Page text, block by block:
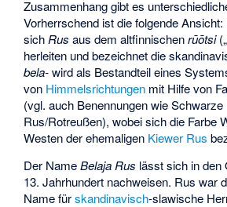
Zusammenhang gibt es
Vorherrschend ist die folgende
sichRus aus demaltfinnischen rūōtsi
herleiten und bezeichnet die
bela-wird als Bestandteil eines
von Himmelsrichtungen mit Hilfe von
(vgl. auch Benennungen wieSchwarze
Rus/Rotreußen), wobei sich die Farbe
Westen der ehemaligen Kiewer Rus
Der NameBelaja Rus lässt sich in den
13. Jahrhundert nachweisen. Rus war
Name fürskandinavisch-slawische